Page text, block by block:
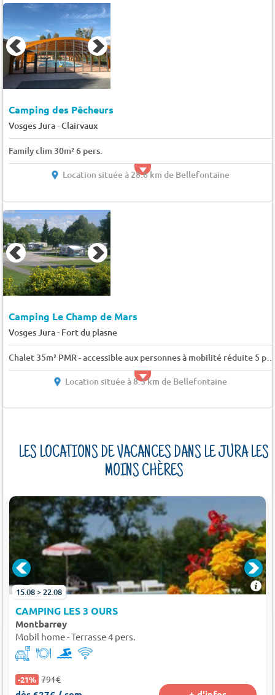
Camping des Pêcheurs
Vosges Jura-Clairvaux
Family clim 30m² 6 pers.
Location située à 28.6 km de Bellefontaine
Camping Le Champ de Mars
Vosges Jura- Fort du plasne
Chalet 35m² PMR - accessible aux personnes à mobilité réduite 5 pers.
Location située à 8.3 km de Bellefontaine
LES LOCATIONS DE VACANCES DANS LE JURA LES
MOINS CHÈRES
15.08 > 22.08
CAMPING LES 3 OURS
Montbarrey
Mobil home - Terrasse 4 pers.
-21% 791€